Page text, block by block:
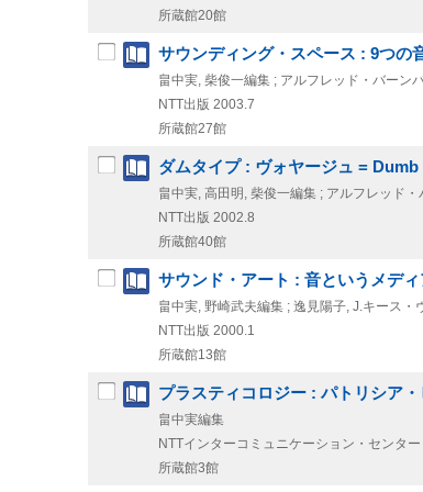
所蔵館20館
サウンディング・スペース : 9つ
畠中実, 柴俊一編集 ; アルフレッド・バーン
NTT出版 2003.7
所蔵館27館
ダムタイプ : ヴォヤージュ =
畠中実, 高田明, 柴俊一編集 ; アルフレッド
NTT出版 2002.8
所蔵館40館
サウンド・アート : 音というメデ
畠中実, 野崎武夫編集 ; 逸見陽子, J.キース・
NTT出版 2000.1
所蔵館13館
プラスティコロジー : パトリシア
畠中実編集
NTTインターコミュニケーション・センター
所蔵館3館